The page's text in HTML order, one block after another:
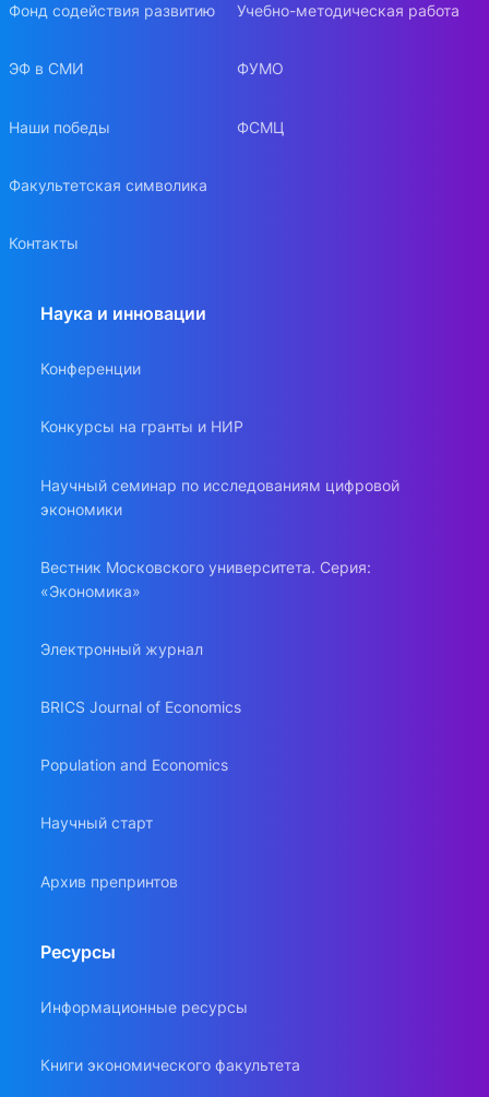
Фонд содействия развитию
ЭФ в СМИ
Наши победы
Факультетская символика
Контакты
Учебно-методическая работа
ФУМО
ФСМЦ
Наука и инновации
Конференции
Конкурсы на гранты и НИР
Научный семинар по исследованиям цифровой
экономики
Вестник Московского университета. Серия:
«Экономика»
Электронный журнал
BRICS Journal of Economics
Population and Economics
Научный старт
Архив препринтов
Ресурсы
Информационные ресурсы
Книги экономического факультета